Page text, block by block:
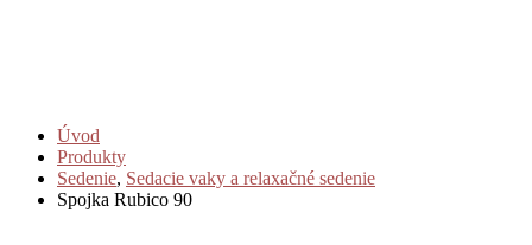
Úvod
Produkty
Sedenie, Sedacie vaky a relaxačné sedenie
Spojka Rubico 90